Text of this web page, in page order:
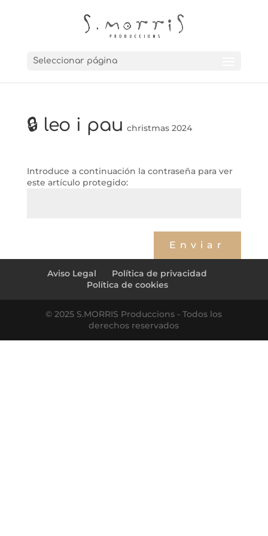
Seleccionar página
🔒 leo i pau christmas 2024
Introduce a continuación la contraseña para ver
este artículo protegido:
Enviar
→
Aviso Legal
Política de privacidad
Política de cookies
© 2025 S.MORRIS Produccions - Todos los
derechos reservados